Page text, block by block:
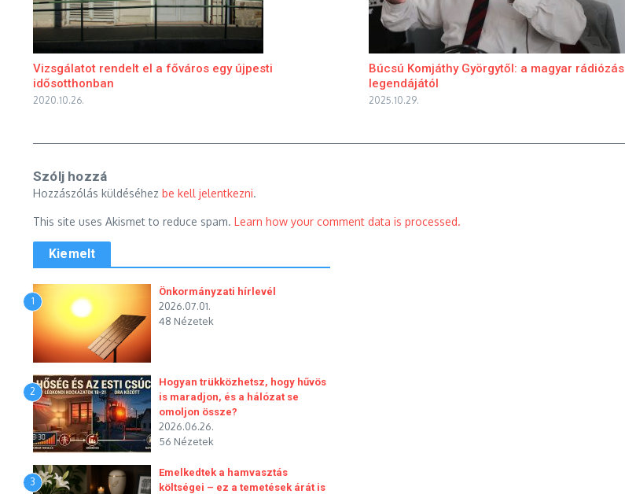
Vizsgálatot rendelt el a főváros egy újpesti
idősotthonban
2020.10.26.
Búcsú Komjáthy Györgytől: a magyar rádiózás
legendájától
2025.10.29.
Szólj hozzá
Hozzászólás küldéséhez be kell jelentkezni.
This site uses Akismet to reduce spam. Learn how your comment data is processed.
Kiemelt
1
Önkormányzati hírlevél
2026.07.01.
48 Nézetek
2
Hogyan trükközhetsz, hogy hűvös
is maradjon, és a hálózat se
omoljon össze?
2026.06.26.
56 Nézetek
3
Emelkedtek a hamvasztás
költségei – ez a temetések árát is